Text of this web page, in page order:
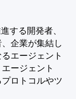
する開発者、
企業が集結し
エージェント
ージェント
ロトコルやツ